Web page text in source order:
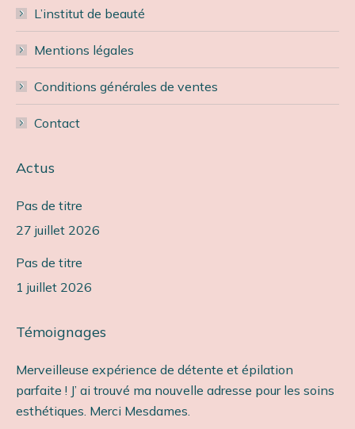
L’institut de beauté
Mentions légales
Conditions générales de ventes
Contact
Actus
Pas de titre
27 juillet 2026
Pas de titre
1 juillet 2026
Témoignages
Merveilleuse expérience de détente et épilation
parfaite ! J’ ai trouvé ma nouvelle adresse pour les soins
esthétiques. Merci Mesdames.